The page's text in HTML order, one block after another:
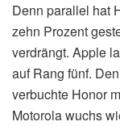
Denn parallel hat
zehn Prozent
verdrängt. Apple
auf Rang fünf.
verbuchte Honor
Motorola wuchs